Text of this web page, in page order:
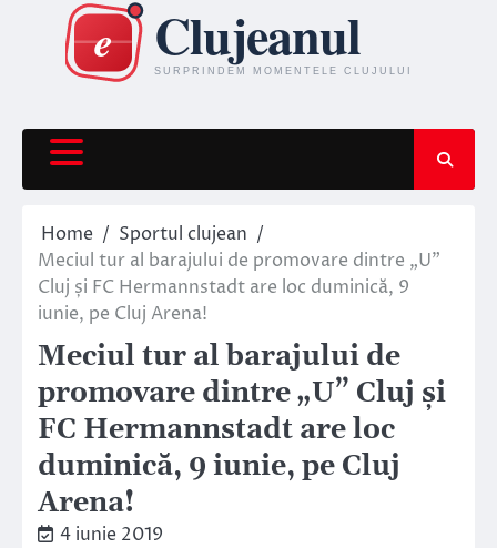
content
Home
Sportul clujean
Meciul tur al barajului de promovare dintre „U”
Cluj și FC Hermannstadt are loc duminică, 9
iunie, pe Cluj Arena!
Meciul tur al barajului de
promovare dintre „U” Cluj și
FC Hermannstadt are loc
duminică, 9 iunie, pe Cluj
Arena!
4 iunie 2019